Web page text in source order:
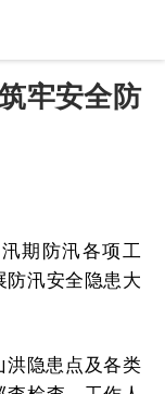
牢安全防
期防汛各项工
防汛安全隐患大
洪隐患点及各类